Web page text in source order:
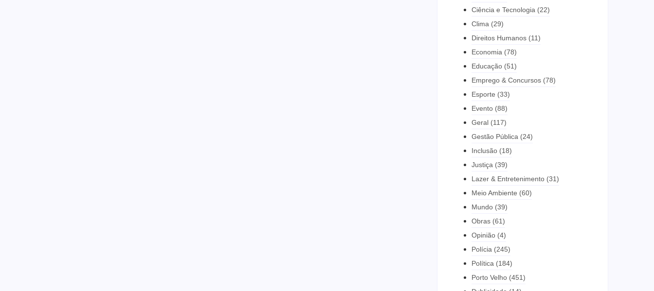
Ciência e Tecnologia (22)
Clima (29)
Direitos Humanos (11)
Economia (78)
Educação (51)
Emprego & Concursos (78)
Esporte (33)
Evento (88)
Geral (117)
Gestão Pública (24)
Inclusão (18)
Justiça (39)
Lazer & Entretenimento (31)
Meio Ambiente (60)
Mundo (39)
Obras (61)
Opinião (4)
Polícia (245)
Política (184)
Porto Velho (451)